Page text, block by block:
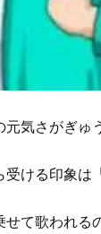
気さがぎゅ
ける印象は
せて歌われる